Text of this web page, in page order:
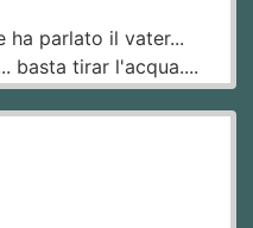
ha parlato il vater...
basta tirar l'acqua....